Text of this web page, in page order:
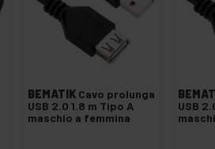
BEMATIK Cavo prolunga
USB 2.0 1.8 m Tipo A
maschio a femmina
USB